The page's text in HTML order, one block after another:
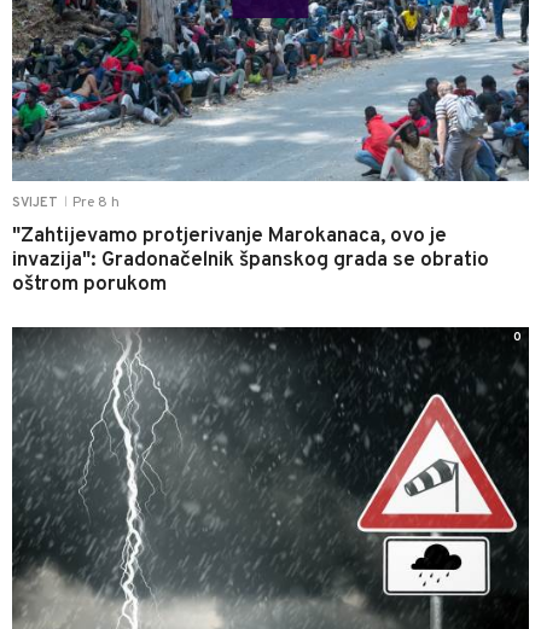
SVIJET Pre 8 h
"Zahtijevamo protjerivanje Marokanaca, ovo je
invazija": Gradonačelnik španskog grada se obratio
oštrom porukom
0